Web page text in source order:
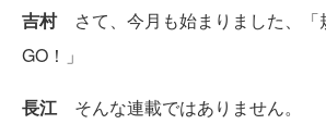
吉村さて、今月も始まりました、「
GO！」
長江そんな連載ではありません。